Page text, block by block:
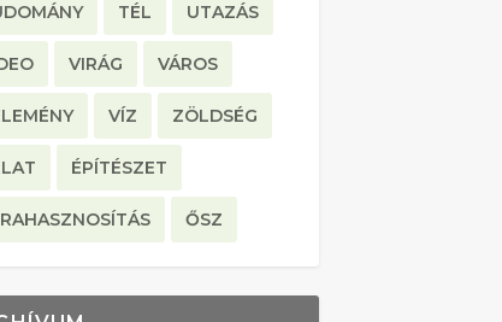
TÉL UTAZÁS
VIRÁG VÁROS
VÍZ ZÖLDSÉG
ÉPÍTÉSZET
ŐSZ